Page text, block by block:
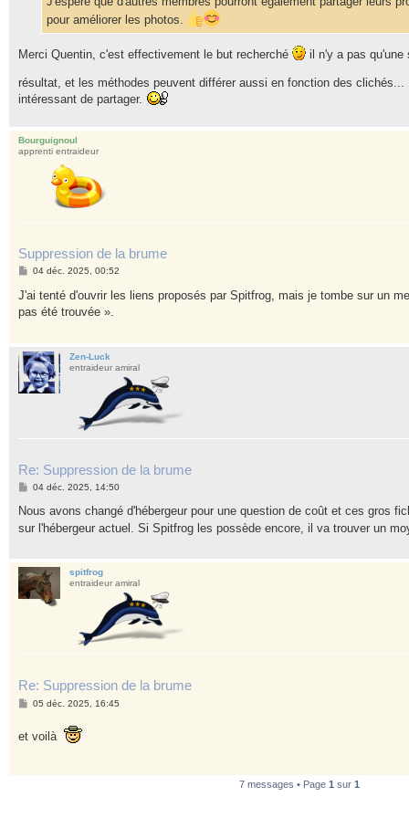
pour améliorer les photos.
Merci Quentin, c'est effectivement le but recherché il n'y a pas qu'une
résultat, et les méthodes peuvent différer aussi en fonction des clichés...
intéressant de partager.
Bourguignoul
apprenti entraideur
Suppression de la brume
M
s
a
04 déc. 2025, 00:52
J'ai tenté d'ouvrir les liens proposés par Spitfrog, mais je tombe sur un
pas été trouvée ».
Zen-Luck
entraideur amiral
Re: Suppression de la brume
M
s
a
04 déc. 2025, 14:50
Nous avons changé d'hébergeur pour une question de coût et ces gros
sur l'hébergeur actuel. Si Spitfrog les possède encore, il va trouver un
spitfrog
entraideur amiral
Re: Suppression de la brume
M
s
05 déc. 2025, 16:45
et voilà
7 messages • Page 1 sur 1